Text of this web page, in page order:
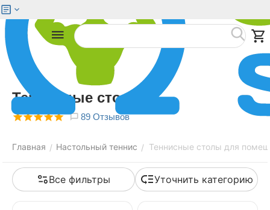
Теннисные столы
89 Отзывов
Главная / Настольный теннис / Теннисные столы для
Все фильтры Уточнить категорию
Меню Найти